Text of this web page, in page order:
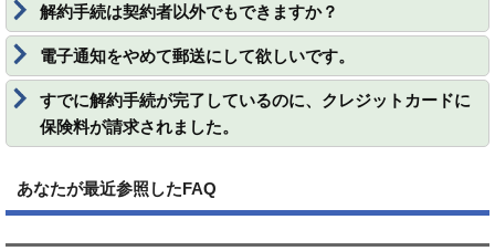
解約手続は契約者以外でもできますか？
電子通知をやめて郵送にして欲しいです。
すでに解約手続が完了しているのに、クレジットカードに
保険料が請求されました。
あなたが最近参照したFAQ